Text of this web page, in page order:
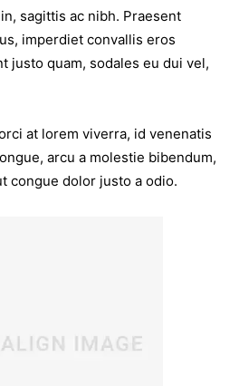
sagittis ac nibh. Praesent
imperdiet convallis eros
justo quam, sodales eu dui vel,
at lorem viverra, id venenatis
arcu a molestie bibendum,
congue dolor justo a odio.